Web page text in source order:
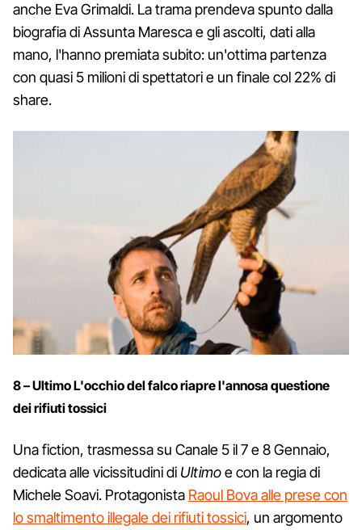
anche Eva Grimaldi. La trama prendeva spunto dalla
biografia di Assunta Maresca e gli ascolti, dati alla
mano, l'hanno premiata subito: un'ottima partenza
con quasi 5 milioni di spettatori e un finale col 22% di
share.
8 – Ultimo L'occhio del falco riapre l'annosa questione
dei rifiuti tossici
Una fiction, trasmessa su Canale 5 il 7 e 8 Gennaio,
dedicata alle vicissitudini di Ultimoe con la regia di
Michele Soavi. Protagonista Raoul Bova alle prese con
lo smaltimento illegale dei rifiuti tossici, un argomento